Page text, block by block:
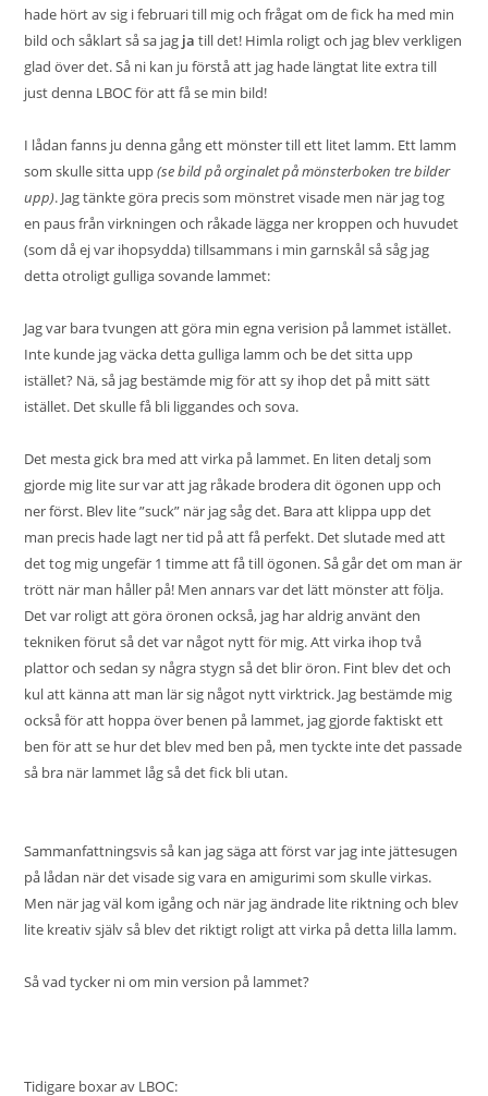
hade hört av sig i februari till mig och frågat om de fick ha med min
bild och såklart så sa jag ja till det! Himla roligt och jag blev verkligen
glad över det. Så ni kan ju förstå att jag hade längtat lite extra till
just denna LBOC för att få se min bild!
I lådan fanns ju denna gång ett mönster till ett litet lamm. Ett lamm
som skulle sitta upp(se bild på orginalet på mönsterboken tre bilder
upp). Jag tänkte göra precis som mönstret visade men när jag tog
en paus från virkningen och råkade lägga ner kroppen och huvudet
(som då ej var ihopsydda) tillsammans i min garnskål så såg jag
detta otroligt gulliga sovande lammet:
Jag var bara tvungen att göra min egna verision på lammet istället.
Inte kunde jag väcka detta gulliga lamm och be det sitta upp
istället? Nä, så jag bestämde mig för att sy ihop det på mitt sätt
istället. Det skulle få bli liggandes och sova.
Det mesta gick bra med att virka på lammet. En liten detalj som
gjorde mig lite sur var att jag råkade brodera dit ögonen upp och
ner först. Blev lite ”suck” när jag såg det. Bara att klippa upp det
man precis hade lagt ner tid på att få perfekt. Det slutade med att
det tog mig ungefär 1 timme att få till ögonen. Så går det om man är
trött när man håller på! Men annars var det lätt mönster att följa.
Det var roligt att göra öronen också, jag har aldrig använt den
tekniken förut så det var något nytt för mig. Att virka ihop två
plattor och sedan sy några stygn så det blir öron. Fint blev det och
kul att känna att man lär sig något nytt virktrick. Jag bestämde mig
också för att hoppa över benen på lammet, jag gjorde faktiskt ett
ben för att se hur det blev med ben på, men tyckte inte det passade
så bra när lammet låg så det fick bli utan.
Sammanfattningsvis så kan jag säga att först var jag inte jättesugen
på lådan när det visade sig vara en amigurimi som skulle virkas.
Men när jag väl kom igång och när jag ändrade lite riktning och blev
lite kreativ själv så blev det riktigt roligt att virka på detta lilla lamm.
Så vad tycker ni om min version på lammet?
Tidigare boxar av LBOC: